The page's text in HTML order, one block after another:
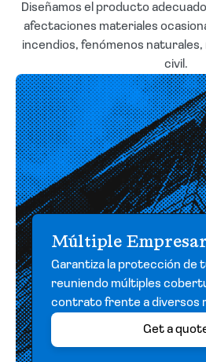
Diseñamos el producto
afectaciones materiales
incendios, fenómenos naturales,
civil.
Múltiple
Garantiza la protección de
reuniendo múltiples
contrato frente a diversos
Get a